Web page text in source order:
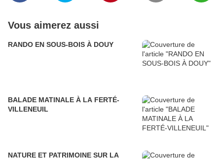
Vous aimerez aussi
RANDO EN SOUS-BOIS À DOUY
BALADE MATINALE À LA FERTÉ-
VILLENEUIL
NATURE ET PATRIMOINE SUR LA